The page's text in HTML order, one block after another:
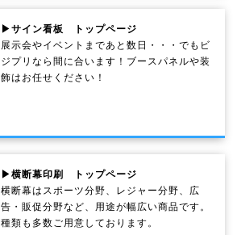
▶サイン看板 トップページ
展示会やイベントまであと数日・・・でもビ
ジプリなら間に合います！ブースパネルや装
飾はお任せください！
▶横断幕印刷 トップページ
横断幕はスポーツ分野、レジャー分野、広
告・販促分野など、用途が幅広い商品です。
種類も多数ご用意しております。